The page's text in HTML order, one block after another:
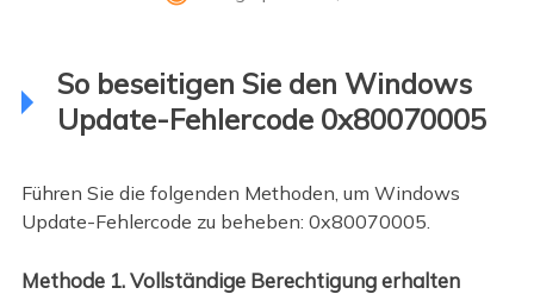
So beseitigen Sie den Windows
Update-Fehlercode 0x80070005
Führen Sie die folgenden Methoden, um Windows
Update-Fehlercode zu beheben: 0x80070005.
Methode 1. Vollständige Berechtigung erhalten